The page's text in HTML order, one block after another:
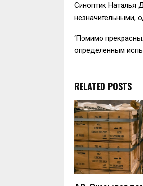
Синоптик Наталья
незначительными,
‘Помимо
определенным
RELATED POSTS